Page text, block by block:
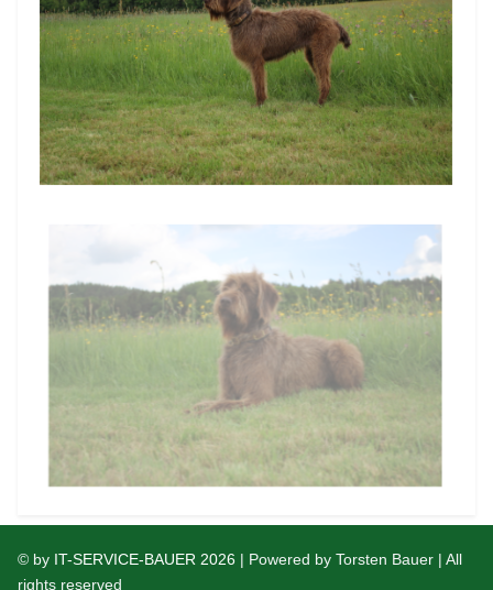
© by IT-SERVICE-BAUER 2026 | Powered by Torsten Bauer | All
rights reserved